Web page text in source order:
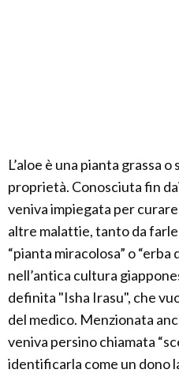
L’aloe è una pianta grassa
proprietà. Conosciuta fin
veniva impiegata per
altre malattie, tanto da
“pianta miracolosa” o “erba
nell’antica cultura
definita "Isha Irasu", che
del medico. Menzionata
veniva persino chiamata
identificarla come un dono